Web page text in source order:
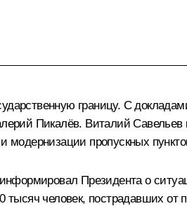
границу. С
Пикалёв. Виталий Савельев
пропускных
Президента о
человек, пострадавших